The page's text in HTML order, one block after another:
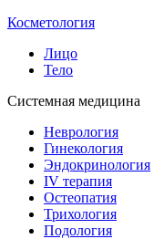
Косметология
Лицо
Тело
Системная медицина
Неврология
Гинекология
Эндокринология
IV терапия
Остеопатия
Трихология
Подология